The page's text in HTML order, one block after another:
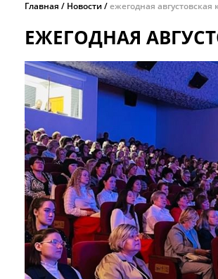
Главная Новости ежегодная
ЕЖЕГОДНАЯ